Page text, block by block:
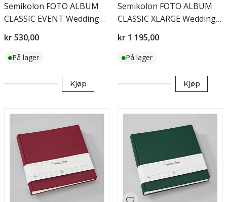
Semikolon FOTO ALBUM
CLASSIC EVENT Wedding
kr 530,00
På lager
Kjøp
Semikolon FOTO ALBUM
CLASSIC XLARGE Wedding
kr 1 195,00
På lager
Kjøp